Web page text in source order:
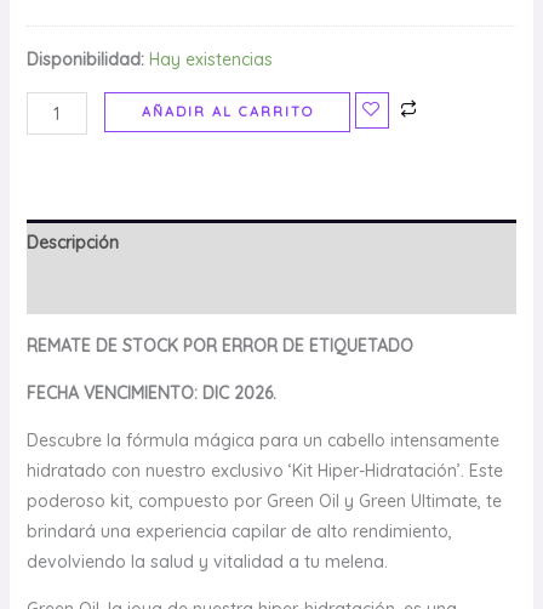
Disponibilidad: Hay existencias
AÑADIR AL CARRITO
Descripción
REMATE DE STOCK POR ERROR DE ETIQUETADO
FECHA VENCIMIENTO: DIC 2026.
Descubre la fórmula mágica para un cabello intensamente
hidratado con nuestro exclusivo ‘Kit Hiper-Hidratación’. Este
poderoso kit, compuesto por Green Oil y Green Ultimate, te
brindará una experiencia capilar de alto rendimiento,
devolviendo la salud y vitalidad a tu melena.